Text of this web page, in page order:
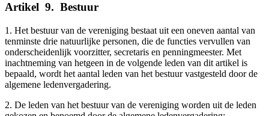
Artikel 9. Bestuur
1. Het bestuur van de vereniging bestaat uit een oneven aantal van
tenminste drie natuurlijke personen, die de functies vervullen van
onderscheidenlijk voorzitter, secretaris en penningmeester. Met
inachtneming van hetgeen in de volgende leden van dit artikel is
bepaald, wordt het aantal leden van het bestuur vastgesteld door de
algemene ledenvergadering.
2. De leden van het bestuur van de vereniging worden uit de leden